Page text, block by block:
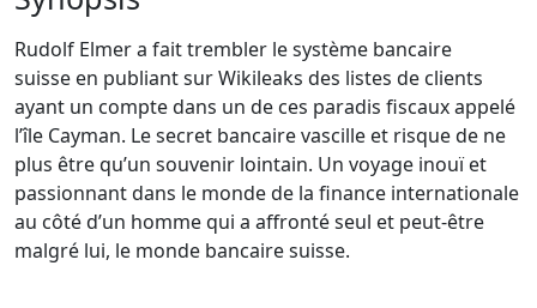
Rudolf Elmer a fait trembler le système bancaire
suisse en publiant sur Wikileaks des listes de clients
ayant un compte dans un de ces paradis fiscaux appelé
l’île Cayman. Le secret bancaire vascille et risque de ne
plus être qu’un souvenir lointain. Un voyage inouï et
passionnant dans le monde de la finance internationale
au côté d’un homme qui a affronté seul et peut-être
malgré lui, le monde bancaire suisse.